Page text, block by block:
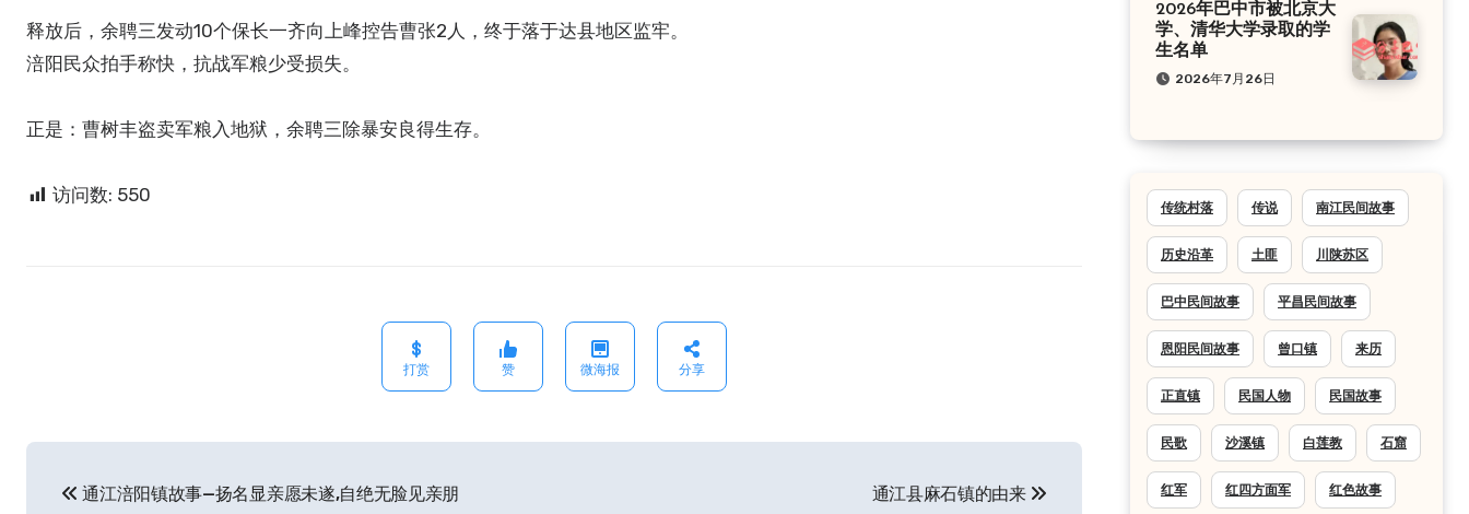
释放后，余聘三发动10个保长一齐向上峰控告曹张2人，终于落于达县地区监牢。
涪阳民众拍手称快，抗战军粮少受损失。
正是：曹树丰盗卖军粮入地狱，余聘三除暴安良得生存。
访问数: 550
打赏 赞 微海报 分享
文
通江涪阳镇故事—扬名显亲愿未遂,自绝无脸见亲朋 通江县麻石镇的由来
2026年巴中市被北京大
学、清华大学录取的学
生名单
2026年7月26日
传统村落 传说 南江民间故事
历史沿革 土匪 川陕苏区
巴中民间故事 平昌民间故事
恩阳民间故事 曾口镇 来历
正直镇 民国人物 民国故事
民歌 沙溪镇 白莲教 石窟
红军 红四方面军 红色故事